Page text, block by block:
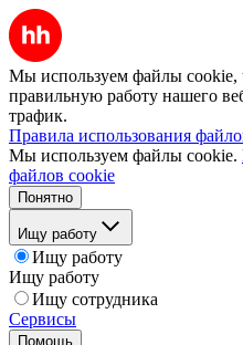
Мы используем файлы cookie,
правильную работу нашего
трафик.
Правила использования
Мы используем файлы cookie.
файлов cookie
Понятно
Ищу работу
Ищу работу
Ищу работу
Ищу сотрудника
Сервисы
Помощь